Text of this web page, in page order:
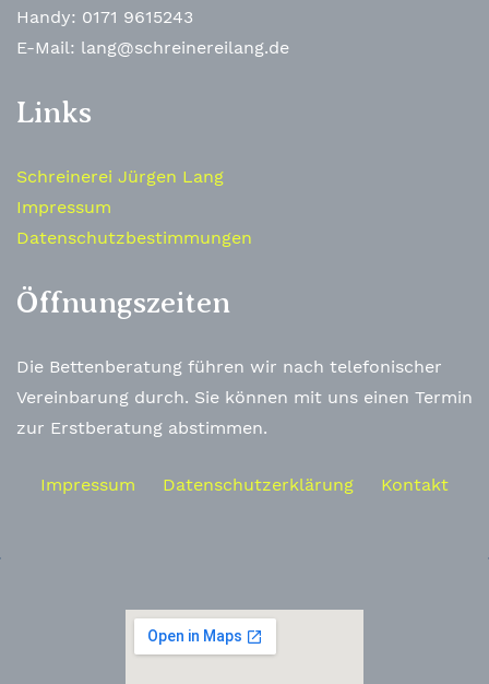
Handy: 0171 9615243
E-Mail: lang@schreinereilang.de
Links
Schreinerei Jürgen Lang
Impressum
Datenschutzbestimmungen
Öffnungszeiten
Die Bettenberatung führen wir nach telefonischer
Vereinbarung durch. Sie können mit uns einen Termin
zur Erstberatung abstimmen.
Impressum Datenschutzerklärung Kontakt